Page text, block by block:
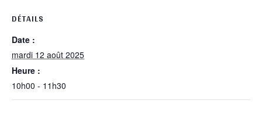
DÉTAILS
Date :
mardi 12 août 2025
Heure :
10h00 - 11h30